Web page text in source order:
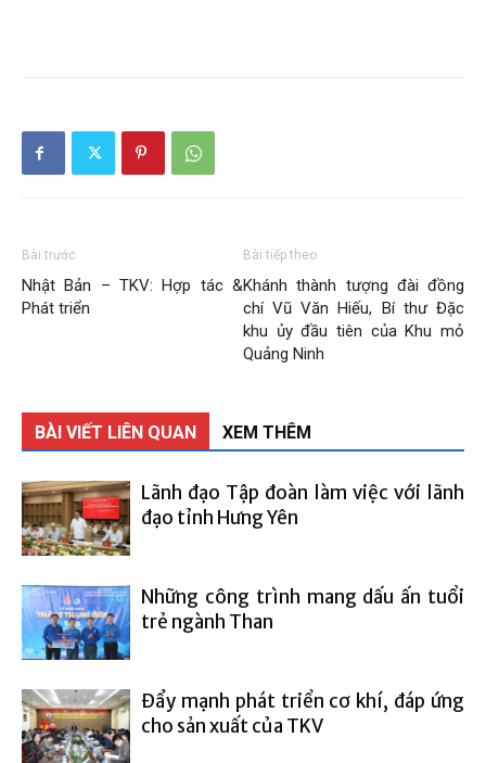
Bài trước
Nhật Bản – TKV: Hợp tác &
Phát triển
Bài tiếp theo
Khánh thành tượng đài đồng
chí Vũ Văn Hiếu, Bí thư Đặc
khu ủy đầu tiên của Khu mỏ
Quảng Ninh
BÀI VIẾT LIÊN QUAN XEM THÊM
Lãnh đạo Tập đoàn làm việc với lãnh
đạo tỉnh Hưng Yên
Những công trình mang dấu ấn tuổi
trẻ ngành Than
Đẩy mạnh phát triển cơ khí, đáp ứng
cho sản xuất của TKV